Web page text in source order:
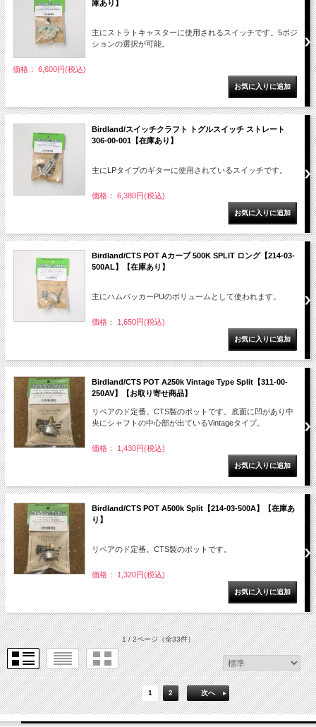
庫あり】
主にストラトキャスターに使用されるスイッチです。5ポジ
ションの選択が可能。
価格： 6,600円(税込)
Birdland/スイッチクラフト トグルスイッチ ストレート
306-00-001【在庫あり】
主にLPタイプのギターに使用されているスイッチです。
価格： 6,380円(税込)
Birdland/CTS POT Aカーブ 500K SPLIT ロング【214-03-
500AL】【在庫あり】
主にハムバッカーPUのボリュームとして使われます。
価格： 1,650円(税込)
Birdland/CTS POT A250k Vintage Type Split【311-00-
250AV】【お取り寄せ商品】
リペアのド定番。CTS製のポットです。底面に凹があり中
央にシャフトの中心部が出ているVintageタイプ。
価格： 1,430円(税込)
Birdland/CTS POT A500k Split【214-03-500A】【在庫あ
り】
リペアのド定番。CTS製のポットです。
価格： 1,320円(税込)
1 / 2ページ（全33件）
1 2 次へ